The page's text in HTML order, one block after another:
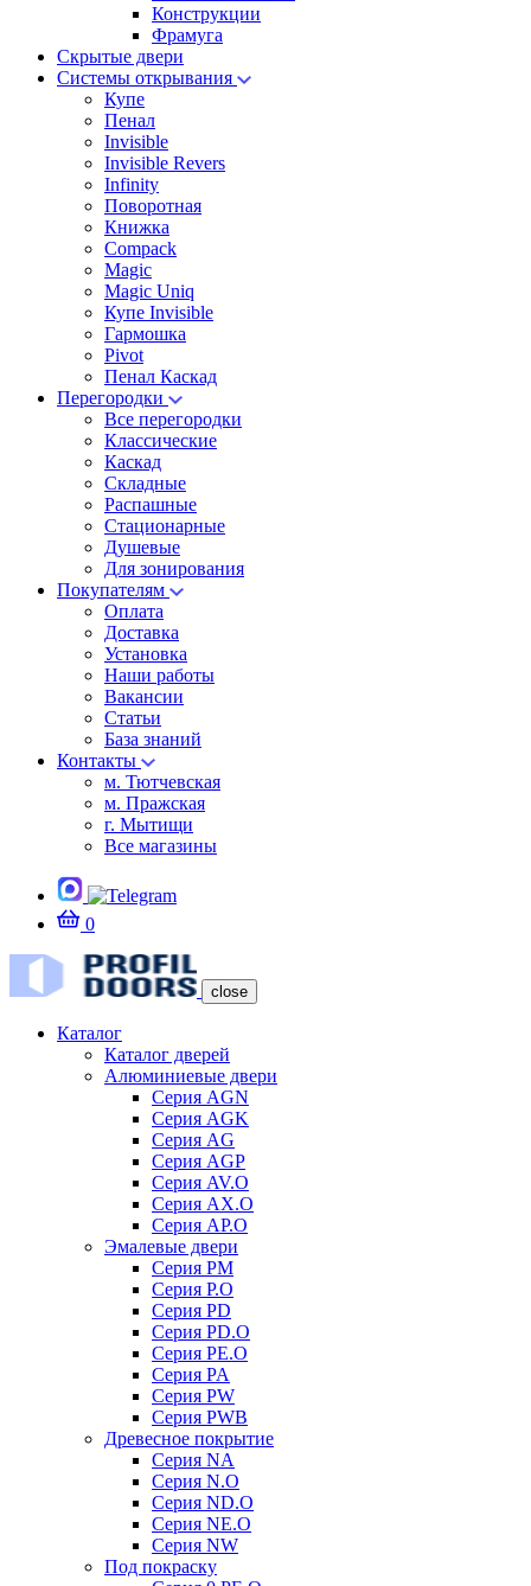
Конструкции
Фрамуга
Скрытые двери
Системы открывания
Купе
Пенал
Invisible
Invisible Revers
Infinity
Поворотная
Книжка
Compack
Magic
Magic Uniq
Купе Invisible
Гармошка
Pivot
Пенал Каскад
Перегородки
Все перегородки
Классические
Каскад
Складные
Распашные
Стационарные
Душевые
Для зонирования
Покупателям
Оплата
Доставка
Установка
Наши работы
Вакансии
Статьи
База знаний
Контакты
м. Тютчевская
м. Пражская
г. Мытищи
Все магазины
0
close
Каталог
Каталог дверей
Алюминиевые двери
Серия AGN
Серия AGK
Серия AG
Серия AGP
Серия AV.O
Серия AX.O
Серия AP.O
Эмалевые двери
Серия PM
Серия P.O
Серия PD
Серия PD.O
Серия PE.O
Серия PA
Серия PW
Серия PWB
Древесное покрытие
Серия NA
Серия N.O
Серия ND.O
Серия NE.O
Серия NW
Под покраску